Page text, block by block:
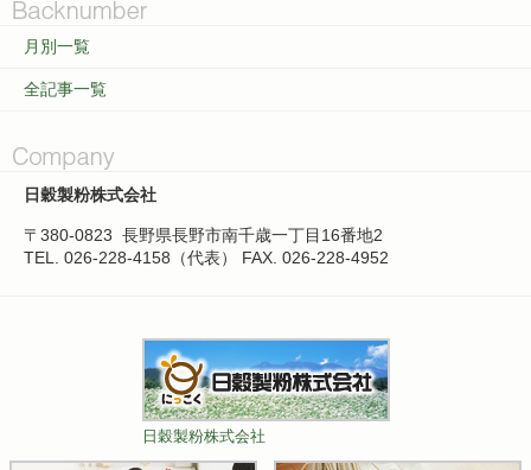
月別一覧
全記事一覧
日穀製粉株式会社
〒380-0823 長野県長野市南千歳一丁目16番地2
TEL. 026-228-4158（代表）
FAX. 026-228-4952
日穀製粉株式会社